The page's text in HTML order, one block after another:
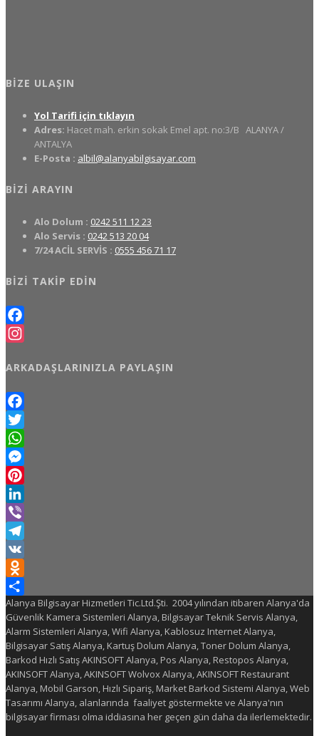
BIZE ULAŞIN
Yol Tarifi için tıklayın
Adres: Hacet mah. erkin sokak Emel apt. no:3/B ALANYA /
ANTALYA
E-Posta : albil@alanyabilgisayar.com
BIZI ARAYIN
Alo Dolum : 0242 511 12 23
Alo Servis : 0242 513 20 04
7/24 ACİL SERVİS : 0555 456 71 17
BIZI TAKIP EDIN
Facebook
ARKADAŞLARINIZLA PAYLAŞIN
Facebook
Twitter
WhatsApp
Messenger
Pinterest
LinkedIn
Viber
Telegram
VK
Odnoklassniki
Share
Alanya Bilgisayar Hizmetleri Tic.Ltd.Şti. 2004 yılından itibaren Alanya'da
Güvenlik Kamera Sistemleri Alanya, Bilgisayar Teknik Servis Alanya,
Alarm Sistemleri Alanya, Wifi Alanya, Kablosuz Internet Alanya,
Bilgisayar Satış Alanya, Kartuş Dolum Alanya, Toner Dolum Alanya,
Barkod Hızlı Satış AKINSOFT Alanya, Pos Alanya, Restopos Alanya,
AKINSOFT Alanya, AKINSOFT Wolvox Alanya, AKINSOFT Restaurant
Alanya, Mobil Garson, Hızlı Sipariş, Market Barkod Sistemi Alanya, Web
Tasarımı Alanya, alanlarında faaliyet göstermekte ve Alanya'nın
bilgisayar firması olma iddiasına her geçen gün daha da ilerlemektedir.